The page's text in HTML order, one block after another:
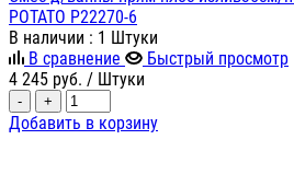
POTATO P22270-6
В наличии : 1 Штуки
В сравнение
Быстрый просмотр
4 245 руб. / Штуки
- +
Добавить в корзину